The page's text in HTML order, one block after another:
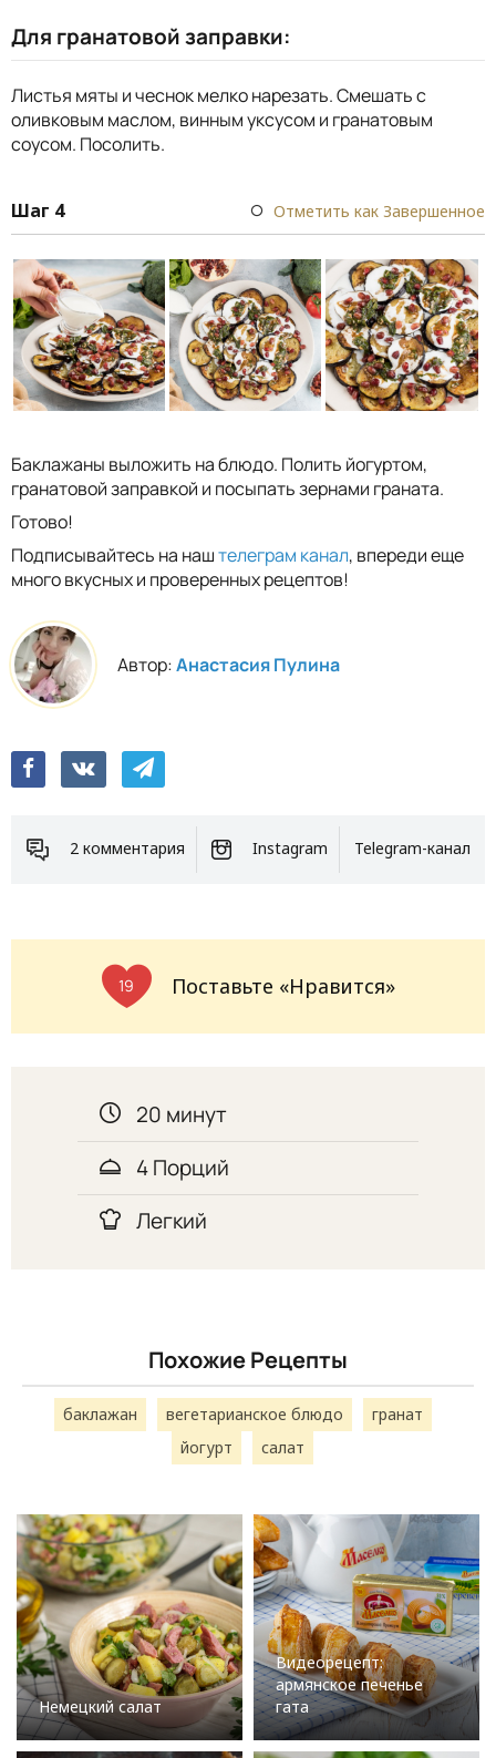
Для гранатовой заправки:
Листья мяты и чеснок мелко нарезать. Смешать с
оливковым маслом, винным уксусом и гранатовым
соусом. Посолить.
Шаг 4 Отметить как Завершенное
Баклажаны выложить на блюдо. Полить йогуртом,
гранатовой заправкой и посыпать зернами граната.
Готово!
Подписывайтесь на наштелеграм канал, впереди еще
много вкусных и проверенных рецептов!
Автор:Анастасия Пулина
2 комментария Instagram Telegram-канал
19 Поставьте «Нравится»
20 минут
4 Порций
Легкий
Похожие Рецепты
баклажан вегетарианское блюдо
гранат
йогурт
салат
Немецкий салат
Видеорецепт:
армянское печенье
гата